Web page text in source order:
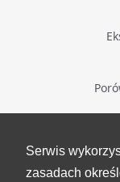
Serwis
zasadach